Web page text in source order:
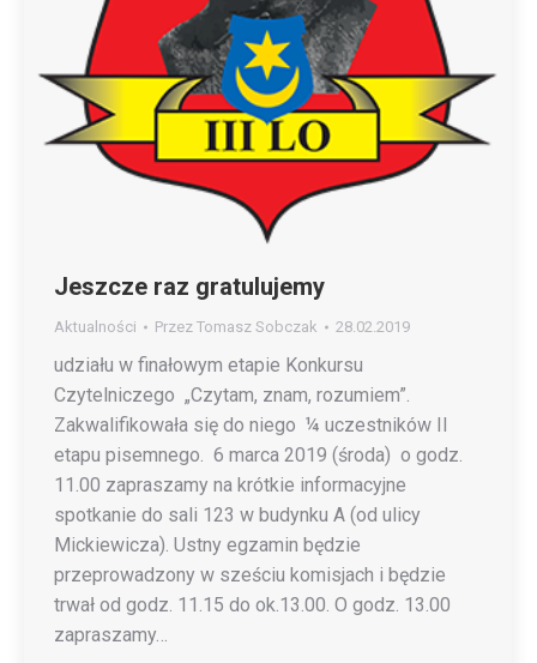
Jeszcze raz gratulujemy
Aktualności Przez Tomasz Sobczak 28.02.2019
udziału w finałowym etapie Konkursu
Czytelniczego „Czytam, znam, rozumiem”.
Zakwalifikowała się do niego ¼ uczestników II
etapu pisemnego. 6 marca 2019 (środa) o godz.
11.00 zapraszamy na krótkie informacyjne
spotkanie do sali 123 w budynku A (od ulicy
Mickiewicza). Ustny egzamin będzie
przeprowadzony w sześciu komisjach i będzie
trwał od godz. 11.15 do ok.13.00. O godz. 13.00
zapraszamy…